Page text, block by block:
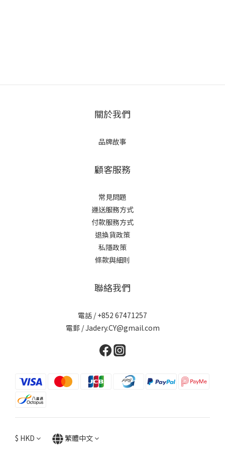
關於我們
品牌故事
顧客服務
常見問題
運送服務方式
付款服務方式
退換貨政策
私隱政策
條款與細則
聯絡我們
電話 / +852 67471257
電郵 / Jadery.CY@gmail.com
$ HKD 繁體中文